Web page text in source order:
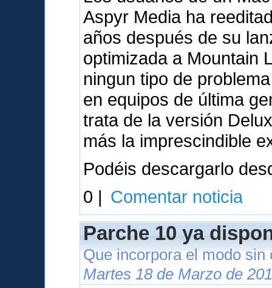
Aspyr Media ha
años después de su
optimizada a Mountain
ningun tipo de
en equipos de última
trata de la versión
más la imprescindible
Podéis descargarlo
0 | Comentar noticia
Parche 10 ya
Que incorpora el modo sin
Martes 18 de Marzo de